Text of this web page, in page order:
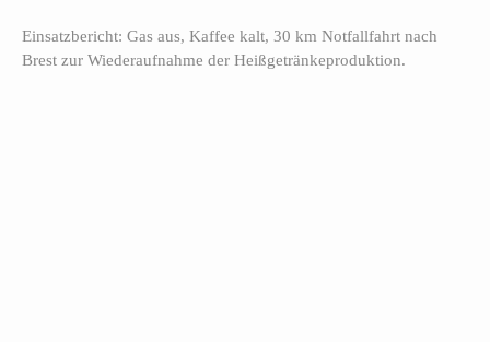
Einsatzbericht: Gas aus, Kaffee kalt, 30 km Notfallfahrt nach
Brest zur Wiederaufnahme der Heißgetränkeproduktion.